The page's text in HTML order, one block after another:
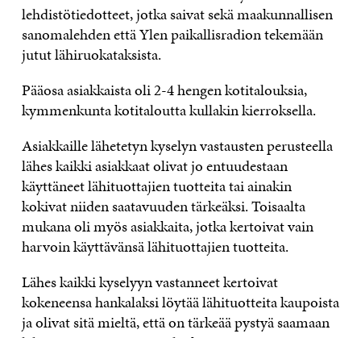
lehdistötiedotteet, jotka saivat sekä maakunnallisen
sanomalehden että Ylen paikallisradion tekemään
jutut lähiruokataksista.
Pääosa asiakkaista oli 2-4 hengen kotitalouksia,
kymmenkunta kotitaloutta kullakin kierroksella.
Asiakkaille lähetetyn kyselyn vastausten perusteella
lähes kaikki asiakkaat olivat jo entuudestaan
käyttäneet lähituottajien tuotteita tai ainakin
kokivat niiden saatavuuden tärkeäksi. Toisaalta
mukana oli myös asiakkaita, jotka kertoivat vain
harvoin käyttävänsä lähituottajien tuotteita.
Lähes kaikki kyselyyn vastanneet kertoivat
kokeneensa hankalaksi löytää lähituotteita kaupoista
ja olivat sitä mieltä, että on tärkeää pystyä saamaan